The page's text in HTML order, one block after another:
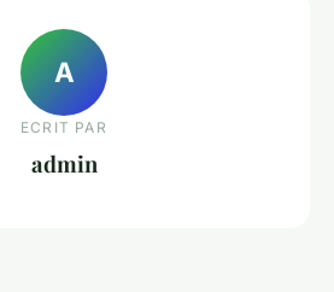
A
ECRIT PAR
admin